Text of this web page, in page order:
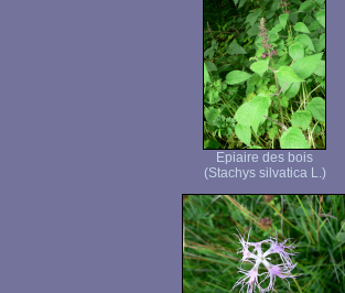
Epiaire des bois
(Stachys silvatica L.)